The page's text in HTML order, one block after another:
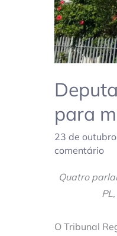
para
23 de
comentário
Quatro
O Tribunal